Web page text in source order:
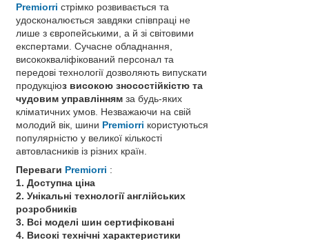
Premiorri стрімко розвивається та
удосконалюється завдяки співпраці не
лише з європейськими, а й зі світовими
експертами. Сучасне обладнання,
висококваліфікований персонал та
передові технології дозволяють випускати
продукціюз високою зносостійкістю та
чудовим управлінням за будь-яких
кліматичних умов. Незважаючи на свій
молодий вік, шини Premiorri користуються
популярністю у великої кількості
автовласників із різних країн.
Переваги Premiorri :
1. Доступна ціна
2. Унікальні технології англійських
розробників
3. Всі моделі шин сертифіковані
4. Високі технічні характеристики